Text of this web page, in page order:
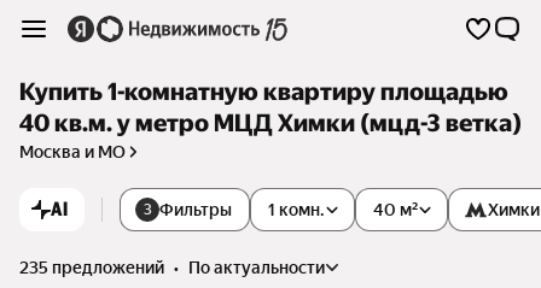
Купить 1-комнатную квартиру площадью
40 кв.м. у метро МЦД Химки (мцд-3 ветка)
Москва и МО
AI 3 Фильтры 1 комн. 40 м² Химки
235 предложений •
по актуальности